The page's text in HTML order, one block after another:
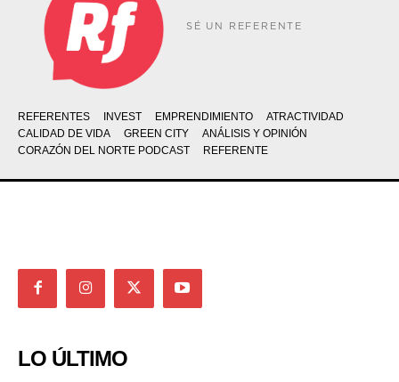
SÉ UN REFERENTE
REFERENTES INVEST EMPRENDIMIENTO
ATRACTIVIDAD
CALIDAD DE VIDA
GREEN CITY
ANÁLISIS Y OPINIÓN
CORAZÓN DEL NORTE PODCAST
REFERENTE
LO ÚLTIMO